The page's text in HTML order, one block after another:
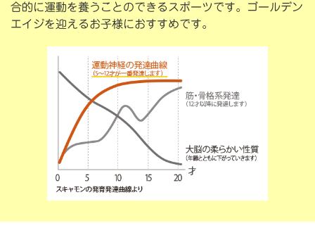
合的に運動を養うことのできるスポーツです。ゴールデン
エイジを迎えるお子様におすすめです。